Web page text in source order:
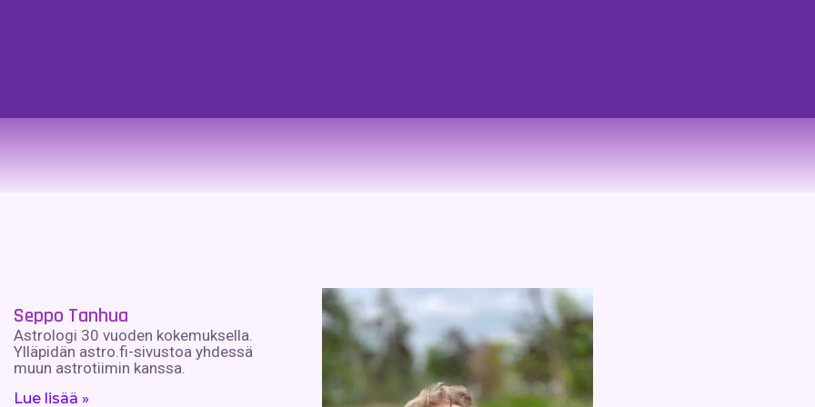
Seppo Tanhua
Astrologi 30 vuoden kokemuksella.
Ylläpidän astro.fi-sivustoa yhdessä
muun astrotiimin kanssa.
Lue lisää »